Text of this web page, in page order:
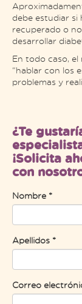
debe estudiar si
recuperado o
desarrollar
En todo caso, el
“hablar con los
problemas y
¿Te
¡Solicita
con
Nombre *
Apellidos *
Correo